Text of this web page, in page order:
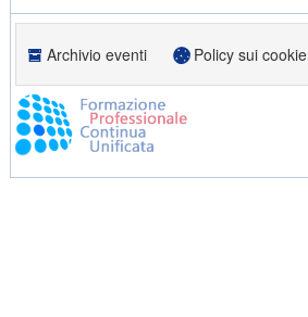
Archivio eventi Policy sui cookie